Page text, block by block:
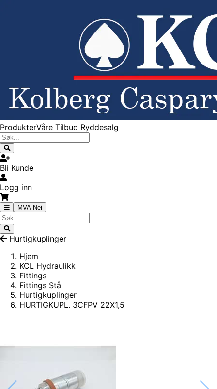
ProdukterVåre Tilbud Ryddesalg
Bli Kunde
Logg inn
MVA Nei
Hurtigkuplinger
Hjem
KCL Hydraulikk
Fittings
Fittings Stål
Hurtigkuplinger
HURTIGKUPL. 3CFPV 22X1,5